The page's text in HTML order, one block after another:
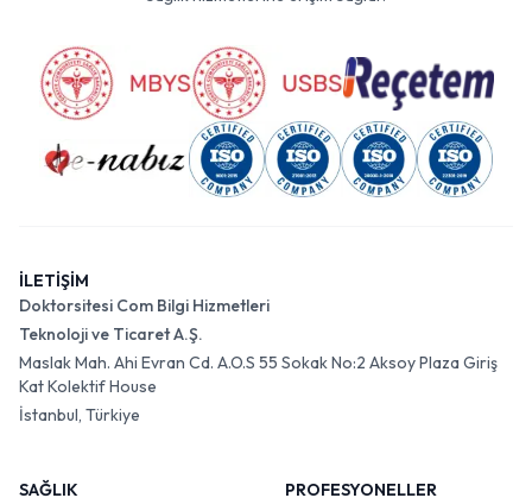
İLETİŞİM
Doktorsitesi Com Bilgi Hizmetleri
Teknoloji ve Ticaret A.Ş.
Maslak Mah. Ahi Evran Cd. A.O.S 55 Sokak No:2 Aksoy Plaza Giriş
Kat Kolektif House
İstanbul, Türkiye
SAĞLIK
PROFESYONELLER